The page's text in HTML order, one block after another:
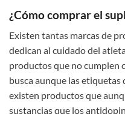
¿Cómo comprar el
Existen tantas marcas de
dedican al cuidado del
productos que no cumplen
busca aunque las
existen productos que
sustancias que los